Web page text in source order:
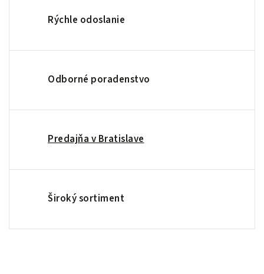
Rýchle odoslanie
Odborné poradenstvo
Predajňa v Bratislave
Široký sortiment